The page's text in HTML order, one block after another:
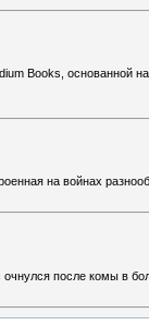
Books,
на войнах
после комы в